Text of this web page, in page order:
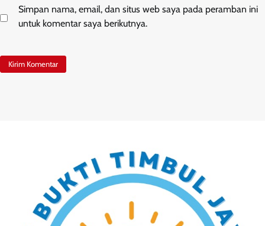
Simpan nama, email, dan situs web saya pada peramban ini
untuk komentar saya berikutnya.